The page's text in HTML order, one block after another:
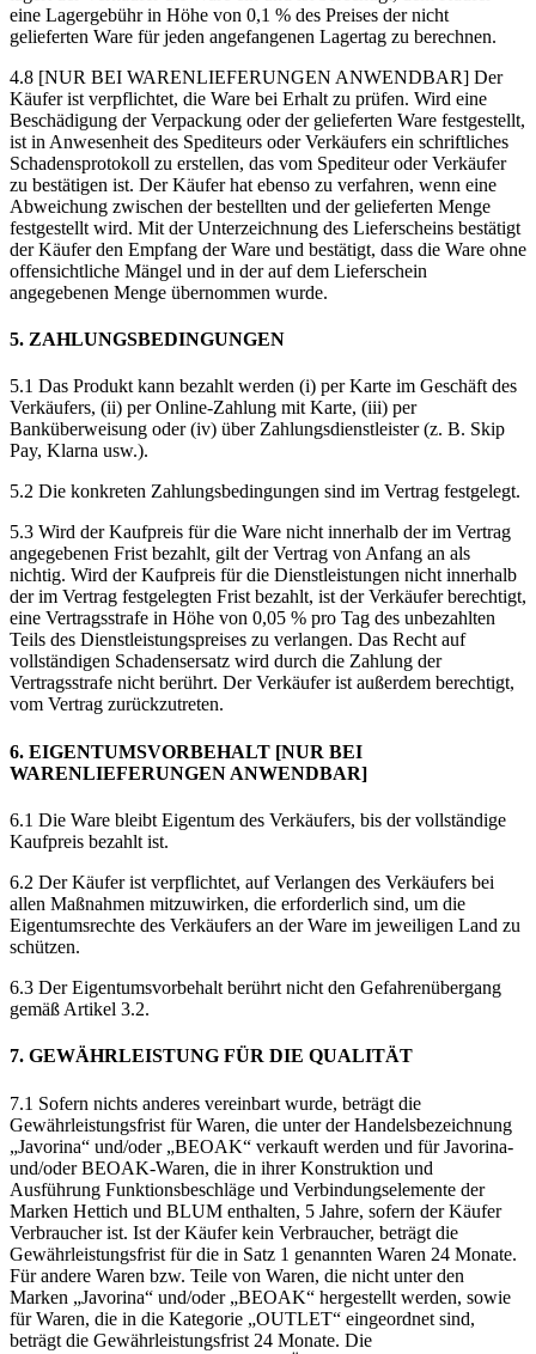
eine Lagergebühr in Höhe von 0,1 % des Preises der nicht
gelieferten Ware für jeden angefangenen Lagertag zu berechnen.
4.8 [NUR BEI WARENLIEFERUNGEN ANWENDBAR] Der
Käufer ist verpflichtet, die Ware bei Erhalt zu prüfen. Wird eine
Beschädigung der Verpackung oder der gelieferten Ware festgestellt,
ist in Anwesenheit des Spediteurs oder Verkäufers ein schriftliches
Schadensprotokoll zu erstellen, das vom Spediteur oder Verkäufer
zu bestätigen ist. Der Käufer hat ebenso zu verfahren, wenn eine
Abweichung zwischen der bestellten und der gelieferten Menge
festgestellt wird. Mit der Unterzeichnung des Lieferscheins bestätigt
der Käufer den Empfang der Ware und bestätigt, dass die Ware ohne
offensichtliche Mängel und in der auf dem Lieferschein
angegebenen Menge übernommen wurde.
5. ZAHLUNGSBEDINGUNGEN
5.1 Das Produkt kann bezahlt werden (i) per Karte im Geschäft des
Verkäufers, (ii) per Online-Zahlung mit Karte, (iii) per
Banküberweisung oder (iv) über Zahlungsdienstleister (z. B. Skip
Pay, Klarna usw.).
5.2 Die konkreten Zahlungsbedingungen sind im Vertrag festgelegt.
5.3 Wird der Kaufpreis für die Ware nicht innerhalb der im Vertrag
angegebenen Frist bezahlt, gilt der Vertrag von Anfang an als
nichtig. Wird der Kaufpreis für die Dienstleistungen nicht innerhalb
der im Vertrag festgelegten Frist bezahlt, ist der Verkäufer berechtigt,
eine Vertragsstrafe in Höhe von 0,05 % pro Tag des unbezahlten
Teils des Dienstleistungspreises zu verlangen. Das Recht auf
vollständigen Schadensersatz wird durch die Zahlung der
Vertragsstrafe nicht berührt. Der Verkäufer ist außerdem berechtigt,
vom Vertrag zurückzutreten.
6. EIGENTUMSVORBEHALT [NUR BEI
WARENLIEFERUNGEN ANWENDBAR]
6.1 Die Ware bleibt Eigentum des Verkäufers, bis der vollständige
Kaufpreis bezahlt ist.
6.2 Der Käufer ist verpflichtet, auf Verlangen des Verkäufers bei
allen Maßnahmen mitzuwirken, die erforderlich sind, um die
Eigentumsrechte des Verkäufers an der Ware im jeweiligen Land zu
schützen.
6.3 Der Eigentumsvorbehalt berührt nicht den Gefahrenübergang
gemäß Artikel 3.2.
7. GEWÄHRLEISTUNG FÜR DIE QUALITÄT
7.1 Sofern nichts anderes vereinbart wurde, beträgt die
Gewährleistungsfrist für Waren, die unter der Handelsbezeichnung
„Javorina“ und/oder „BEOAK“ verkauft werden und für Javorina-
und/oder BEOAK-Waren, die in ihrer Konstruktion und
Ausführung Funktionsbeschläge und Verbindungselemente der
Marken Hettich und BLUM enthalten, 5 Jahre, sofern der Käufer
Verbraucher ist. Ist der Käufer kein Verbraucher, beträgt die
Gewährleistungsfrist für die in Satz 1 genannten Waren 24 Monate.
Für andere Waren bzw. Teile von Waren, die nicht unter den
Marken „Javorina“ und/oder „BEOAK“ hergestellt werden, sowie
für Waren, die in die Kategorie „OUTLET“ eingeordnet sind,
beträgt die Gewährleistungsfrist 24 Monate. Die